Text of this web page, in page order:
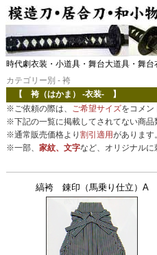
時代劇衣装・小道具・舞台大道具・舞
カテゴリー別 - 袴
【 袴（はかま） -衣装- 】
※ご依頼の際は、 ご希望サイズをコメン
※下記の一覧に掲載してされてない商品
※通常販売価格より 割引適用があります
※一部、 家紋、文字など、オリジナル
縞袴 錬印（馬乗り仕立）A